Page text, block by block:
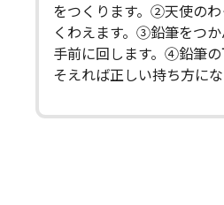
をつくります。②天使の
くわえます。③鉛筆をつ
手前に回します。④鉛筆
そえれば正しい持ち方にな